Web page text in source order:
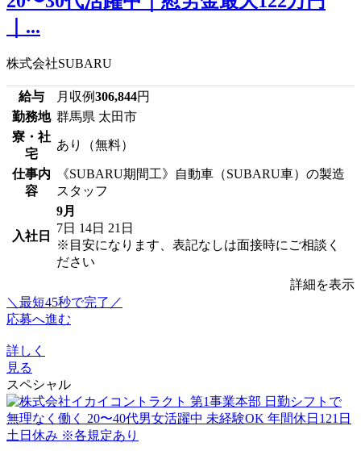
｜...
株式会社SUBARU
給与 月収例306,844円
勤務地 群馬県 太田市
寮・社
宅
あり（無料）
仕事内
容
《SUBARU期間工》自動車（SUBARU車）の製造
スタッフ
入社日
9月
7日 14日 21日
※目安になります、表記なしは面接時にご相談く
ださい
詳細を表示
＼最短45秒で完了／
応募へ進む
詳しく
見る
スペシャル